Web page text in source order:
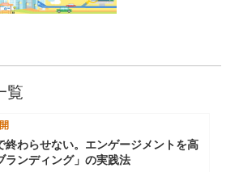
覧
終わらせない。エンゲージメントを高
ランディング」の実践法